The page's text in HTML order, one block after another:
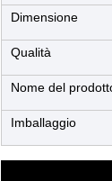
Dimensione
Qualità
Nome del
Imballaggio